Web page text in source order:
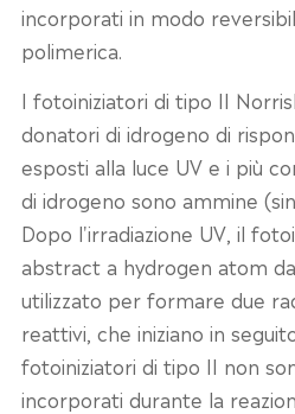
incorporati in modo
polimerica.
I fotoiniziatori di tipo II
donatori di idrogeno di
esposti alla luce UV e i più
di idrogeno sono ammine
Dopo l'irradiazione UV, il
abstract a hydrogen atom
utilizzato per formare due
reattivi, che iniziano in
fotoiniziatori di tipo II non
incorporati durante la